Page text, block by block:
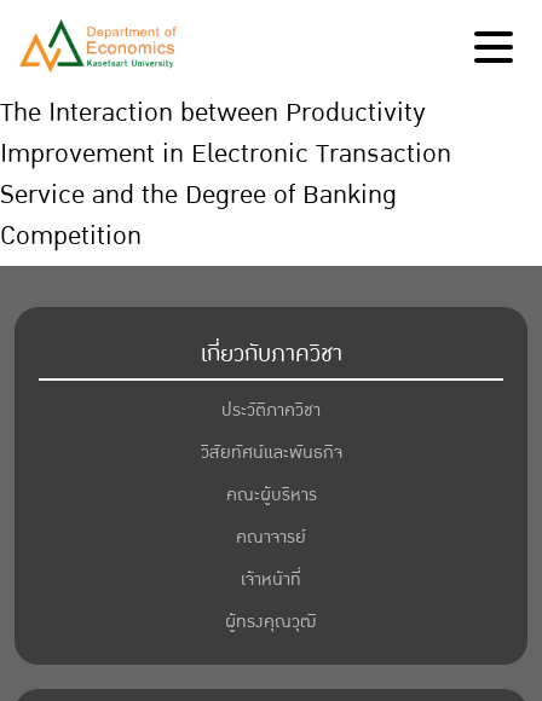
The Interaction between Productivity
Improvement in Electronic Transaction
Service and the Degree of Banking
Competition
เกี่ยวกับภาควิชา
ประวัติภาควิชา
วิสัยทัศน์และพันธกิจ
คณะผู้บริหาร
คณาจารย์
เจ้าหน้าที่
ผู้ทรงคุณวุฒิ